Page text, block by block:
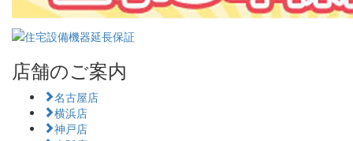
店舗のご案内
名古屋店
横浜店
神戸店